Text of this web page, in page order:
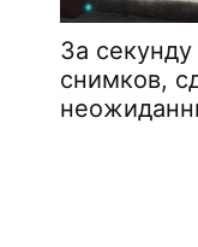
За
снимков,